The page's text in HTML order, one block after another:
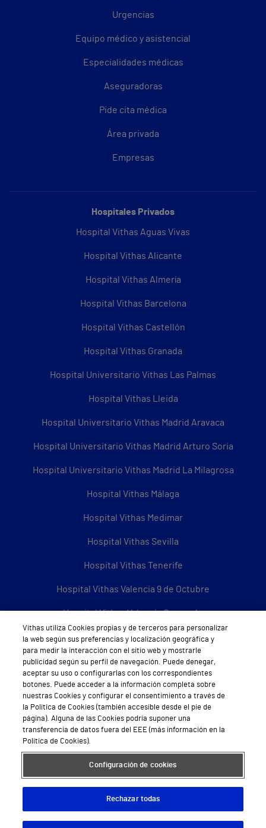
Urgencias
Equipo médico y asistencial
Especialidades médicas
Aseguradoras
Pide cita médica
Área privada
Empresas
Hospitales Privados
Hospital Vithas Aguas Vivas
Hospital Vithas Alicante
Hospital Vithas Almería
Hospital Vithas Barcelona
Hospital Vithas Castellón
Hospital Vithas Granada
Hospital Universitario Vithas Las Palmas
Hospital Vithas Lleida
Hospital Universitario Vithas Madrid Aravaca
Hospital Universitario Vithas Madrid Arturo Soria
Hospital Universitario Vithas Madrid La Milagrosa
Hospital Vithas Málaga
Hospital Vithas Medimar
Hospital Vithas Sevilla
Hospital Vithas Tenerife
Hospital Vithas Valencia 9 de Octubre
Hospital Vithas Valencia Consuelo
Hospital Vithas Vigo
Hospital Vithas Valencia Turia
Hospital Vithas Vitoria
Hospital Vithas Xanit Internacional (Benalmádena)
Todos los centros Vithas
Sobre Vithas
Vithas utiliza Cookies propias y de terceros para personalizar
la web según sus preferencias y localización geográfica y
para medir la interacción con el sitio web y mostrarle
publicidad según su perfil de navegación. Puede denegar,
aceptar su uso o configurarlas con los correspondientes
botones. Puede acceder a la información completa sobre
nuestras Cookies y configurar el consentimiento a través de
la Política de Cookies (también accesible desde el pie de
página). Alguna de las Cookies podría suponer una
transferencia de datos fuera del EEE (más información en la
Política de Cookies).
Configuración de cookies
Rechazar todas